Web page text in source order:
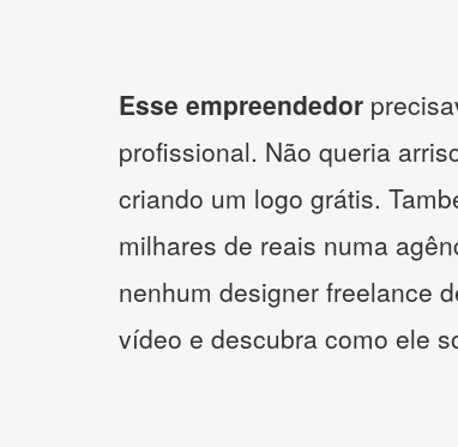
Esse empreendedor
profissional. Não queria
criando um logo grátis.
milhares de reais numa
nenhum designer freelance
vídeo e descubra como ele